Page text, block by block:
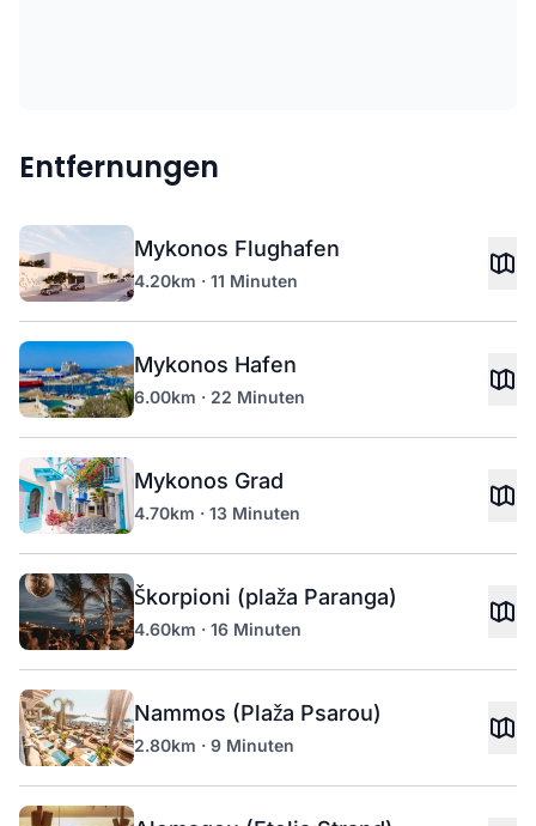
Entfernungen
Mykonos Flughafen
4.20km · 11 Minuten
Mykonos Hafen
6.00km · 22 Minuten
Mykonos Grad
4.70km · 13 Minuten
Škorpioni (plaža Paranga)
4.60km · 16 Minuten
Nammos (Plaža Psarou)
2.80km · 9 Minuten